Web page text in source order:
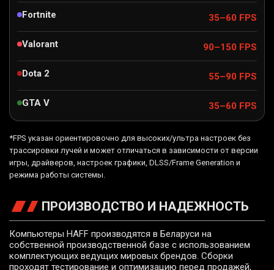
Fortnite 35–60 FPS
Valorant 90–150 FPS
Dota 2 55–90 FPS
GTA V 35–60 FPS
*FPS указан ориентировочно для высоких/ультра настроек без
трассировки лучей и может отличаться в зависимости от версии
игры, драйверов, настроек графики, DLSS/Frame Generation и
режима работы системы.
ПРОИЗВОДСТВО И НАДЕЖНОСТЬ
Компьютеры HAFF производятся в Беларуси на
собственной производственной базе с использованием
комплектующих ведущих мировых брендов. Сборки
проходят тестирование и оптимизацию перед продажей,